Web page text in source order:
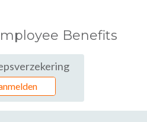
Benefits